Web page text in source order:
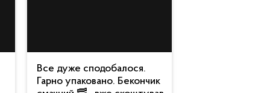
Все дуже сподобалося.
Гарно упаковано. Бекончик